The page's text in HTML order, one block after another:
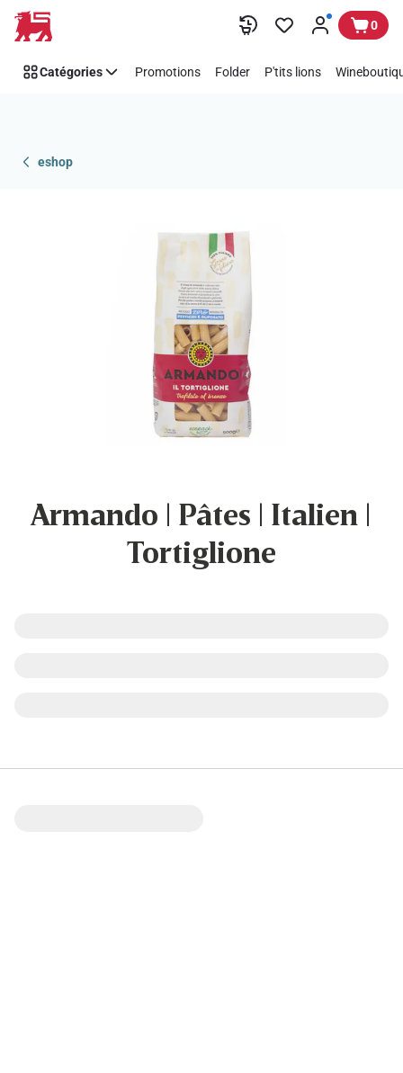
Passer 0
Catégories Promotions Folder P'tits lions
eshop
Armando | Pâtes | Italien |
Tortiglione